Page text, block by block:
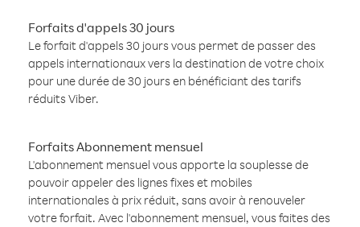
Forfaits d'appels 30 jours
Le forfait d'appels 30 jours vous permet de passer des
appels internationaux vers la destination de votre choix
pour une durée de 30 jours en bénéficiant des tarifs
réduits Viber.
Forfaits Abonnement mensuel
L'abonnement mensuel vous apporte la souplesse de
pouvoir appeler des lignes fixes et mobiles
internationales à prix réduit, sans avoir à renouveler
votre forfait. Avec l'abonnement mensuel, vous faites des